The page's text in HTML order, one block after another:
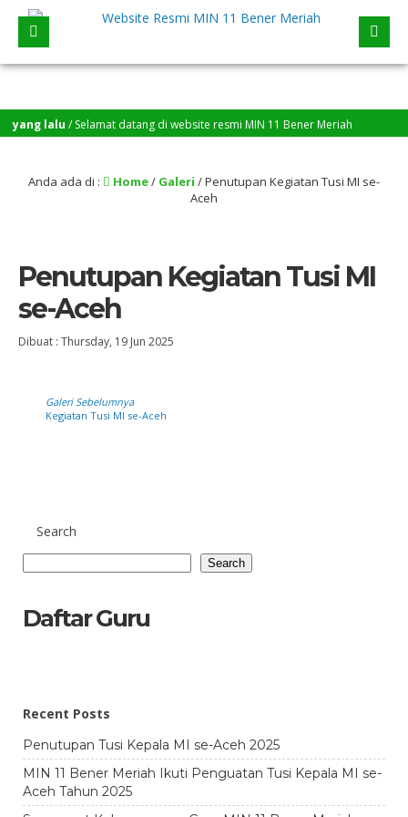
yang lalu/ Selamat datang di website resmi MIN 11 Bener Meriah
Anda ada di : Home/ Galeri /Penutupan Kegiatan Tusi MI se-
Aceh
Penutupan Kegiatan Tusi MI
se-Aceh
Dibuat : Thursday, 19 Jun 2025
Galeri Sebelumnya
Kegiatan Tusi MI se-Aceh
Search
Search
Daftar Guru
Recent Posts
Penutupan Tusi Kepala MI se-Aceh 2025
MIN 11 Bener Meriah Ikuti Penguatan Tusi Kepala MI se-
Aceh Tahun 2025